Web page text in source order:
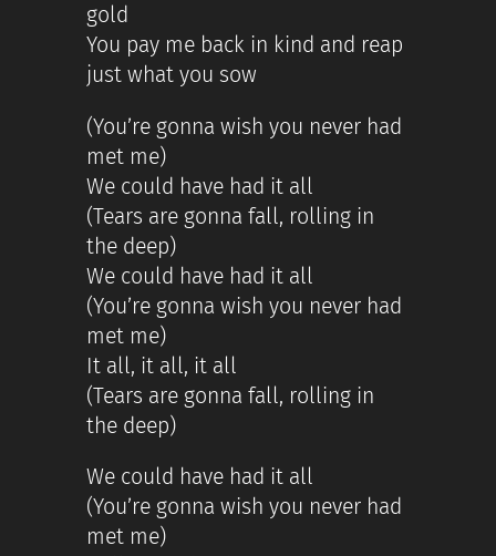
gold
You pay me back in kind and reap
just what you sow
(You’re gonna wish you never had
met me)
We could have had it all
(Tears are gonna fall, rolling in
the deep)
We could have had it all
(You’re gonna wish you never had
met me)
It all, it all, it all
(Tears are gonna fall, rolling in
the deep)
We could have had it all
(You’re gonna wish you never had
met me)